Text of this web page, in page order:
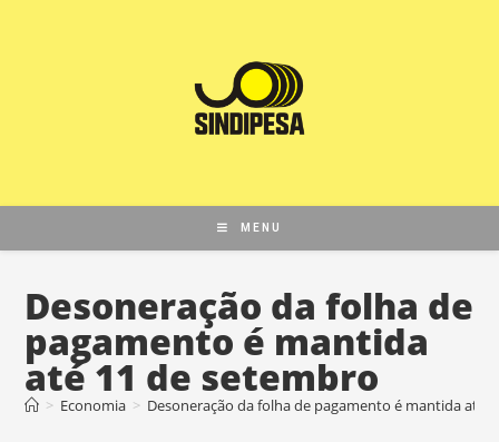
MENU
Desoneração da folha de
pagamento é mantida
até 11 de setembro
> Economia > Desoneração da folha de pagamento é mantida até